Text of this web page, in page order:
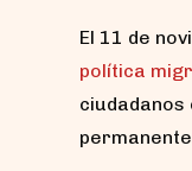
El 11 de
política